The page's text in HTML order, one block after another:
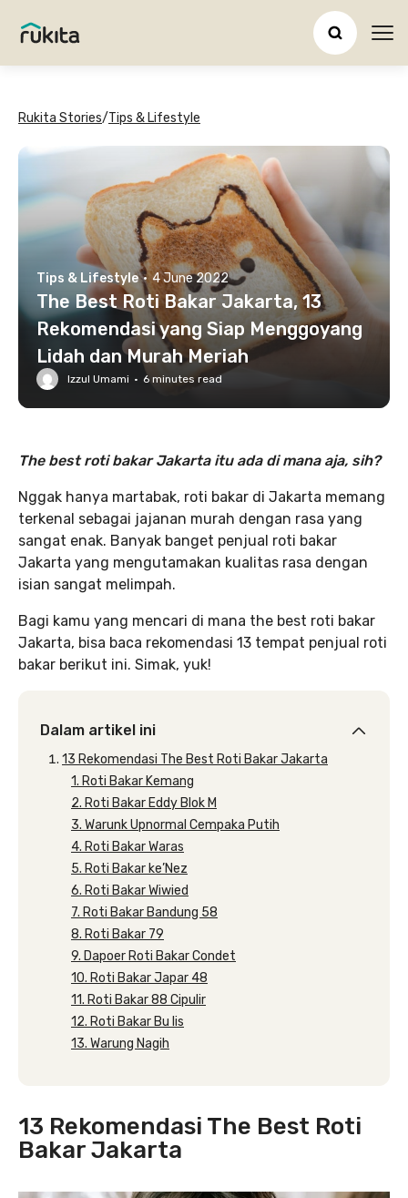
Rukita Stories/Tips & Lifestyle
Tips & Lifestyle · 4 June 2022
The Best Roti Bakar Jakarta, 13
Rekomendasi yang Siap Menggoyang
Lidah dan Murah Meriah
Izzul Umami · 6minutes read
The best roti bakar Jakarta itu ada di mana aja, sih?
Nggak hanya martabak, roti bakar di Jakarta memang
terkenal sebagai jajanan murah dengan rasa yang
sangat enak. Banyak banget penjual roti bakar
Jakarta yang mengutamakan kualitas rasa dengan
isian sangat melimpah.
Bagi kamu yang mencari di mana the best roti bakar
Jakarta, bisa baca rekomendasi 13 tempat penjual roti
bakar berikut ini. Simak, yuk!
Dalam artikel ini
13 Rekomendasi The Best Roti Bakar Jakarta
1. Roti Bakar Kemang
2. Roti Bakar Eddy Blok M
3. Warunk Upnormal Cempaka Putih
4. Roti Bakar Waras
5. Roti Bakar ke’Nez
6. Roti Bakar Wiwied
7. Roti Bakar Bandung 58
8. Roti Bakar 79
9. Dapoer Roti Bakar Condet
10. Roti Bakar Japar 48
11. Roti Bakar 88 Cipulir
12. Roti Bakar Bu Iis
13. Warung Nagih
13 Rekomendasi The Best Roti
Bakar Jakarta